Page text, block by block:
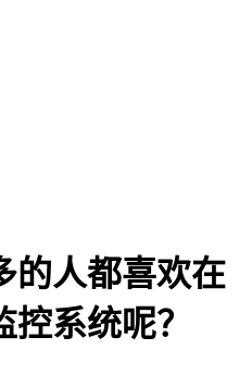
的人都喜欢在
系统呢？